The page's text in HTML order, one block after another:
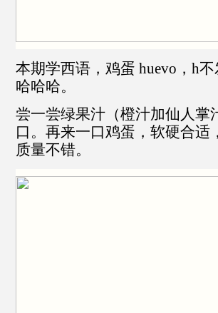
本期学西语，鸡蛋 huevo，h
哈哈哈。
尝一尝绿果汁（橙汁加仙人掌
口。再来一口鸡蛋，软硬合
质量不错。